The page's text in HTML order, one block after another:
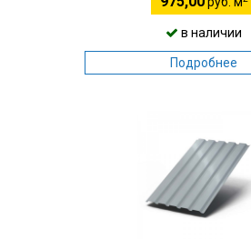
в наличии
Подробнее